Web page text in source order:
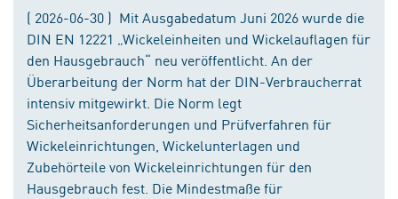
( 2026-06-30 ) Mit Ausgabedatum Juni 2026 wurde die
DIN EN 12221 „Wickeleinheiten und Wickelauflagen für
den Hausgebrauch“ neu veröffentlicht. An der
Überarbeitung der Norm hat der DIN-Verbraucherrat
intensiv mitgewirkt. Die Norm legt
Sicherheitsanforderungen und Prüfverfahren für
Wickeleinrichtungen, Wickelunterlagen und
Zubehörteile von Wickeleinrichtungen für den
Hausgebrauch fest. Die Mindestmaße für